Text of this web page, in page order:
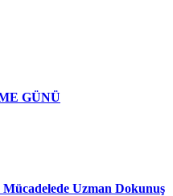
GÜNÜ
Uzman Dokunuş